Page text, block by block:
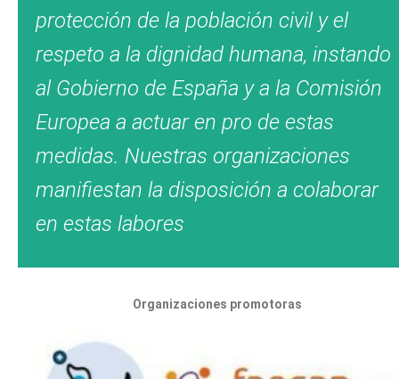
protección de la población civil y el
respeto a la dignidad humana, instando
al Gobierno de España y a la Comisión
Europea a actuar en pro de estas
medidas. Nuestras organizaciones
manifiestan la disposición a colaborar
en estas labores
Organizaciones promotoras